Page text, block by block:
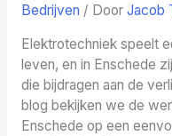
Bedrijven / Door Jacob
Elektrotechniek speelt
leven, en in Enschede
die bijdragen aan de
blog bekijken we de
Enschede op een